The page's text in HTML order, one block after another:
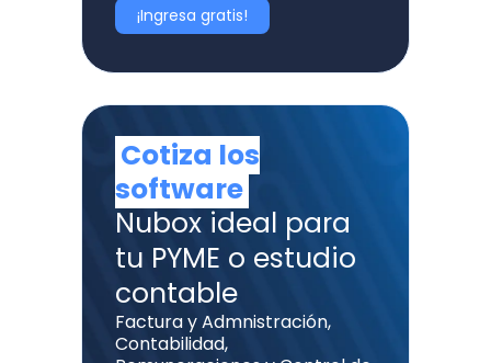
¡Ingresa gratis!
Cotiza los
software
Nubox ideal para
tu PYME o estudio
contable
Factura y Admnistración,
Contabilidad,